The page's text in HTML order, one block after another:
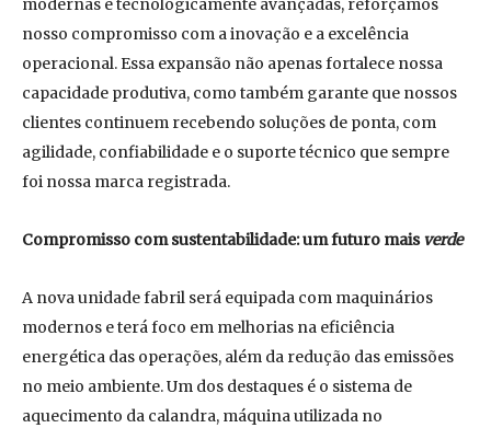
modernas e tecnologicamente avançadas, reforçamos
nosso compromisso com a inovação e a excelência
operacional. Essa expansão não apenas fortalece nossa
capacidade produtiva, como também garante que nossos
clientes continuem recebendo soluções de ponta, com
agilidade, confiabilidade e o suporte técnico que sempre
foi nossa marca registrada.
Compromisso com sustentabilidade: um futuro maisverde
A nova unidade fabril será equipada com maquinários
modernos e terá foco em melhorias na eficiência
energética das operações, além da redução das emissões
no meio ambiente. Um dos destaques é o sistema de
aquecimento da calandra, máquina utilizada no